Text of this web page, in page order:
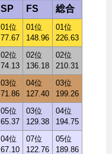
SP FS 総合
01位
77.67
01位
148.96
01位
226.63
02位
74.13
02位
136.18
02位
210.31
03位
71.86
04位
127.40
03位
199.26
05位
65.37
03位
129.38
04位
194.75
04位
67.10
07位
122.76
05位
189.86